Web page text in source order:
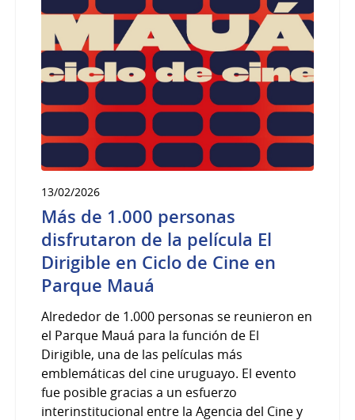
13/02/2026
Más de 1.000 personas
disfrutaron de la película El
Dirigible en Ciclo de Cine en
Parque Mauá
Alrededor de 1.000 personas se reunieron en
el Parque Mauá para la función de El
Dirigible, una de las películas más
emblemáticas del cine uruguayo. El evento
fue posible gracias a un esfuerzo
interinstitucional entre la Agencia del Cine y